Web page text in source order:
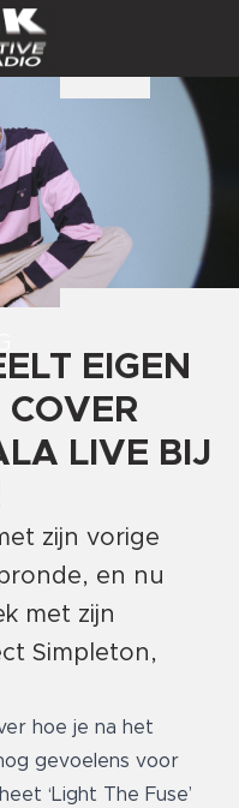
EIGEN
COVER
LIVE BIJ
zijn vorige
en nu
met zijn
Simpleton,
hoe je na het
gevoelens voor
‘Light The Fuse’